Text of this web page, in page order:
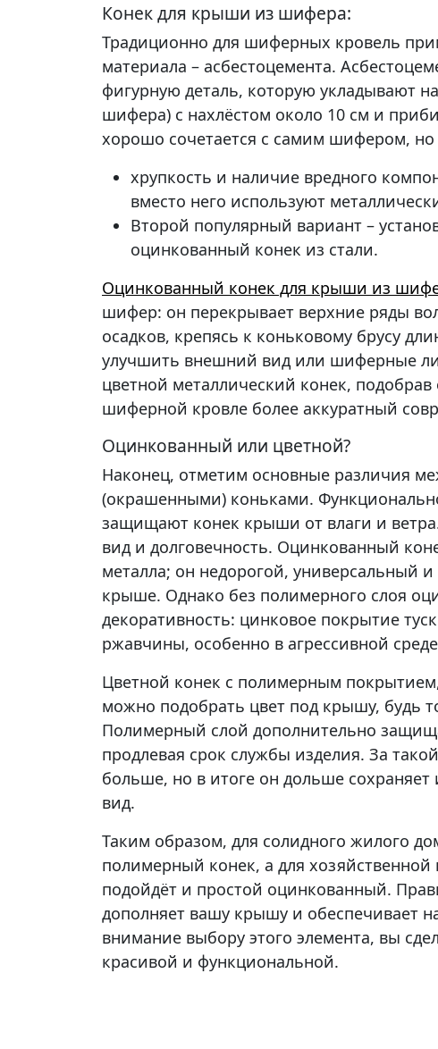
Конек для крыши из шифера:
Традиционно для шиферных кровель
материала – асбестоцемента.
фигурную деталь, которую укладывают
шифера) с нахлёстом около 10 см и
хорошо сочетается с самим шифером,
хрупкость и наличие вредного
вместо него используют
Второй популярный вариант –
оцинкованный конек из стали.
Оцинкованный конек для крыши из
шифер: он перекрывает верхние ряды
осадков, крепясь к коньковому брусу
улучшить внешний вид или шиферные
цветной металлический конек,
шиферной кровле более аккуратный
Оцинкованный или цветной?
Наконец, отметим основные различия
(окрашенными) коньками.
защищают конек крыши от влаги и
вид и долговечность. Оцинкованный
металла; он недорогой, универсальный
крыше. Однако без полимерного слоя
декоративность: цинковое покрытие
ржавчины, особенно в агрессивной
Цветной конек с полимерным
можно подобрать цвет под крышу, будь
Полимерный слой дополнительно
продлевая срок службы изделия. За
больше, но в итоге он дольше
вид.
Таким образом, для солидного жилого
полимерный конек, а для
подойдёт и простой оцинкованный.
дополняет вашу крышу и обеспечивает
внимание выбору этого элемента, вы
красивой и функциональной.